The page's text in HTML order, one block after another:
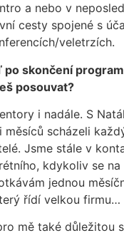
a nebo v
cesty spojené s
veletrzích.
po skončení
posouvat?
i nadále. S
měsíců scházeli
Jsme stále v
kdykoliv se
jednou
řídí velkou firmu…
mě také důležitou